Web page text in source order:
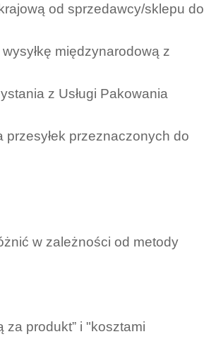
od sprzedawcy/sklepu do
międzynarodową z
z Usługi Pakowania
przeznaczonych do
w zależności od metody
za produkt” i "kosztami